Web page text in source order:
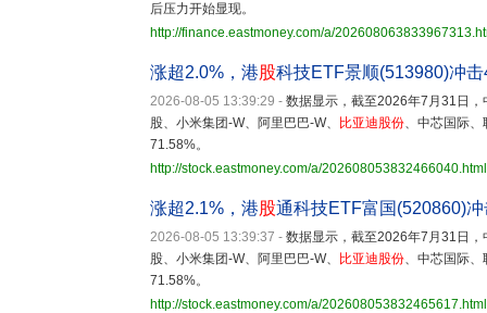
后压力开始显现。
http://finance.eastmoney.com/a/
涨超2.0%，港股科技ETF景顺(513980)冲
2026-08-05 13:39:29 - 数据显示，截至2026年7月31日
股、小米集团-W、阿里巴巴-W、
比亚迪股份、中芯国际
71.58%。
http://stock.eastmoney.com/a/202608053832466040.html
涨超2.1%，港股通科技ETF富国(520860)
2026-08-05 13:39:37 - 数据显示，截至2026年7月31日
股、小米集团-W、阿里巴巴-W、
比亚迪股份、中芯国际
71.58%。
http://stock.eastmoney.com/a/202608053832465617.html